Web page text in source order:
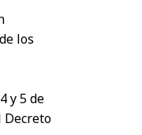
los
y 5 de
Decreto